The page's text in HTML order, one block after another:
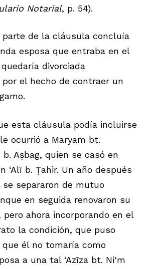
Notarial, p. 54).
parte de la cláusula concluía
esposa que entraba en el
divorciada
el hecho de contraer un
esta cláusula podía incluirse
ocurrió a Maryam bt.
Aṣbag, quien se casó en
‘Alī b. Ṭahir. Un año después
se separaron de mutuo
en seguida renovaron su
pero ahora incorporando en el
la condición, que puso
que él no tomaría como
a una tal ‘Azīza bt. Ni‘m